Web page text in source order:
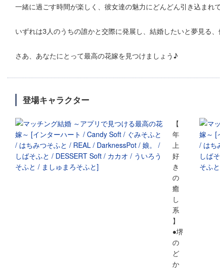
一緒に過ごす時間が楽しく、彼女達の魅力にどんどん引き込まれ
いずれは3人のうちの誰かと交際に発展し、結婚したいと夢見る
さあ、あなたにとって最高の花嫁を見つけましょう♪
登場キャラクター
【
年
上
好
き
の
癒
し
系
】
●堺
の
ど
か